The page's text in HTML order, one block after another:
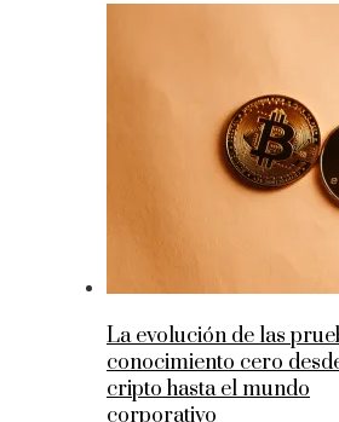
La evolución de las
conocimiento cero
cripto hasta el mundo
corporativo